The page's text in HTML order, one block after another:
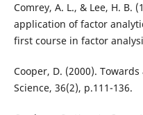
Comrey, A. L., & Lee, H. B.
application of factor
first course in factor
Cooper, D. (2000).
Science, 36(2), p.111-136.